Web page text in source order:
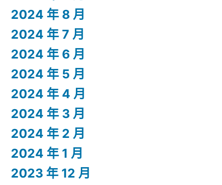
2024 年 8 月
2024 年 7 月
2024 年 6 月
2024 年 5 月
2024 年 4 月
2024 年 3 月
2024 年 2 月
2024 年 1 月
2023 年 12 月